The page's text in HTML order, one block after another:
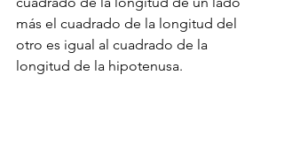
más el cuadrado de la longitud del
otro es igual al cuadrado de la
longitud de la hipotenusa.